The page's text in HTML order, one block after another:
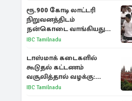
ரூ.900 கோடி லாட்டரி
நிறுவனத்திடம்
நன்கொடை வாங்கியது
ஏன்? உதயநிதி - ஆதவ்
IBC Tamilnadu
டாஸ்மாக் கடைகளில்
கூடுதல் கட்டணம்
வசூலித்தால் வழக்கு:
சென்னை உயர்நீதிமன்றம்
IBC Tamilnadu